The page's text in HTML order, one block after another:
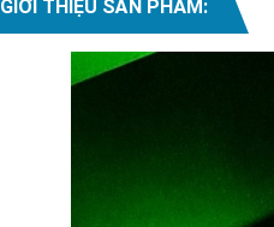
GIỚI THIỆU SẢN PHẨM: